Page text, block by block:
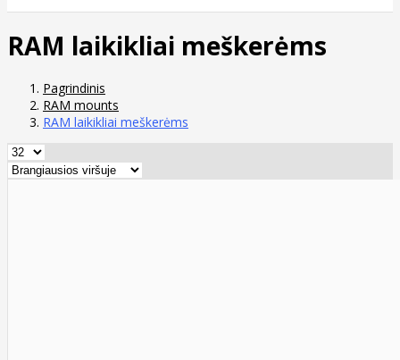
RAM laikikliai meškerėms
Pagrindinis
RAM mounts
RAM laikikliai meškerėms